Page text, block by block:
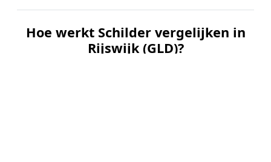
Hoe werkt Schilder vergelijken in
Rijswijk (GLD)?